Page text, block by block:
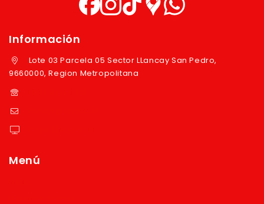
Información
Lote 03 Parcela 05 Sector LLancay San Pedro,
9660000, Region Metropolitana
Menú